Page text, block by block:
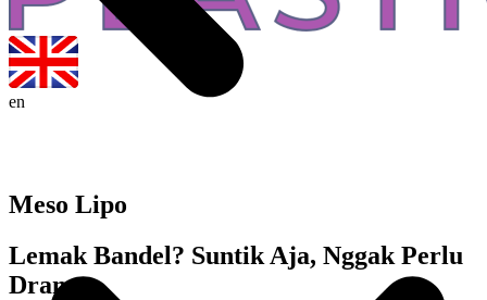
en
Meso Lipo
Lemak Bandel? Suntik Aja, Nggak Perlu
Drama